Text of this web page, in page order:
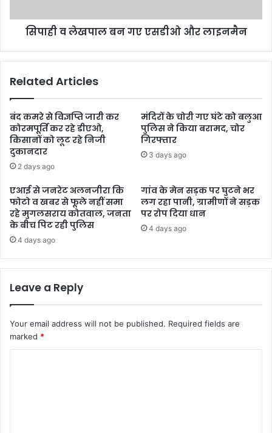
सिपाही व लेखपाल बन गए एसडीओ और लाइनमैन
Related Articles
बंद कमरे से विज्ञप्ति जारी कर
कोरमपूर्ति कर रहे डीएओ,
किसानों को लूट रहे निजी
दुकानदार
2 days ago
मंदिरों के चोरी गए घंटे को बलुआ
पुलिस ने किया बरामद, चोर
गिरफ्तार
3 days ago
एआई से जनरेट अलनजीरा कि
फोटो व खबर से फूले नहीं समा
रहे मुगलसराय कोतवाल, जनता
के बीच पिट रही पुलिस
4 days ago
गांव के मेन सड़क पर घुटने भर
लग रहा पानी, ग्रामीणों ने सड़क
पर रोप दिया धान
4 days ago
Leave a Reply
Your email address will not be published. Required fields are
marked *